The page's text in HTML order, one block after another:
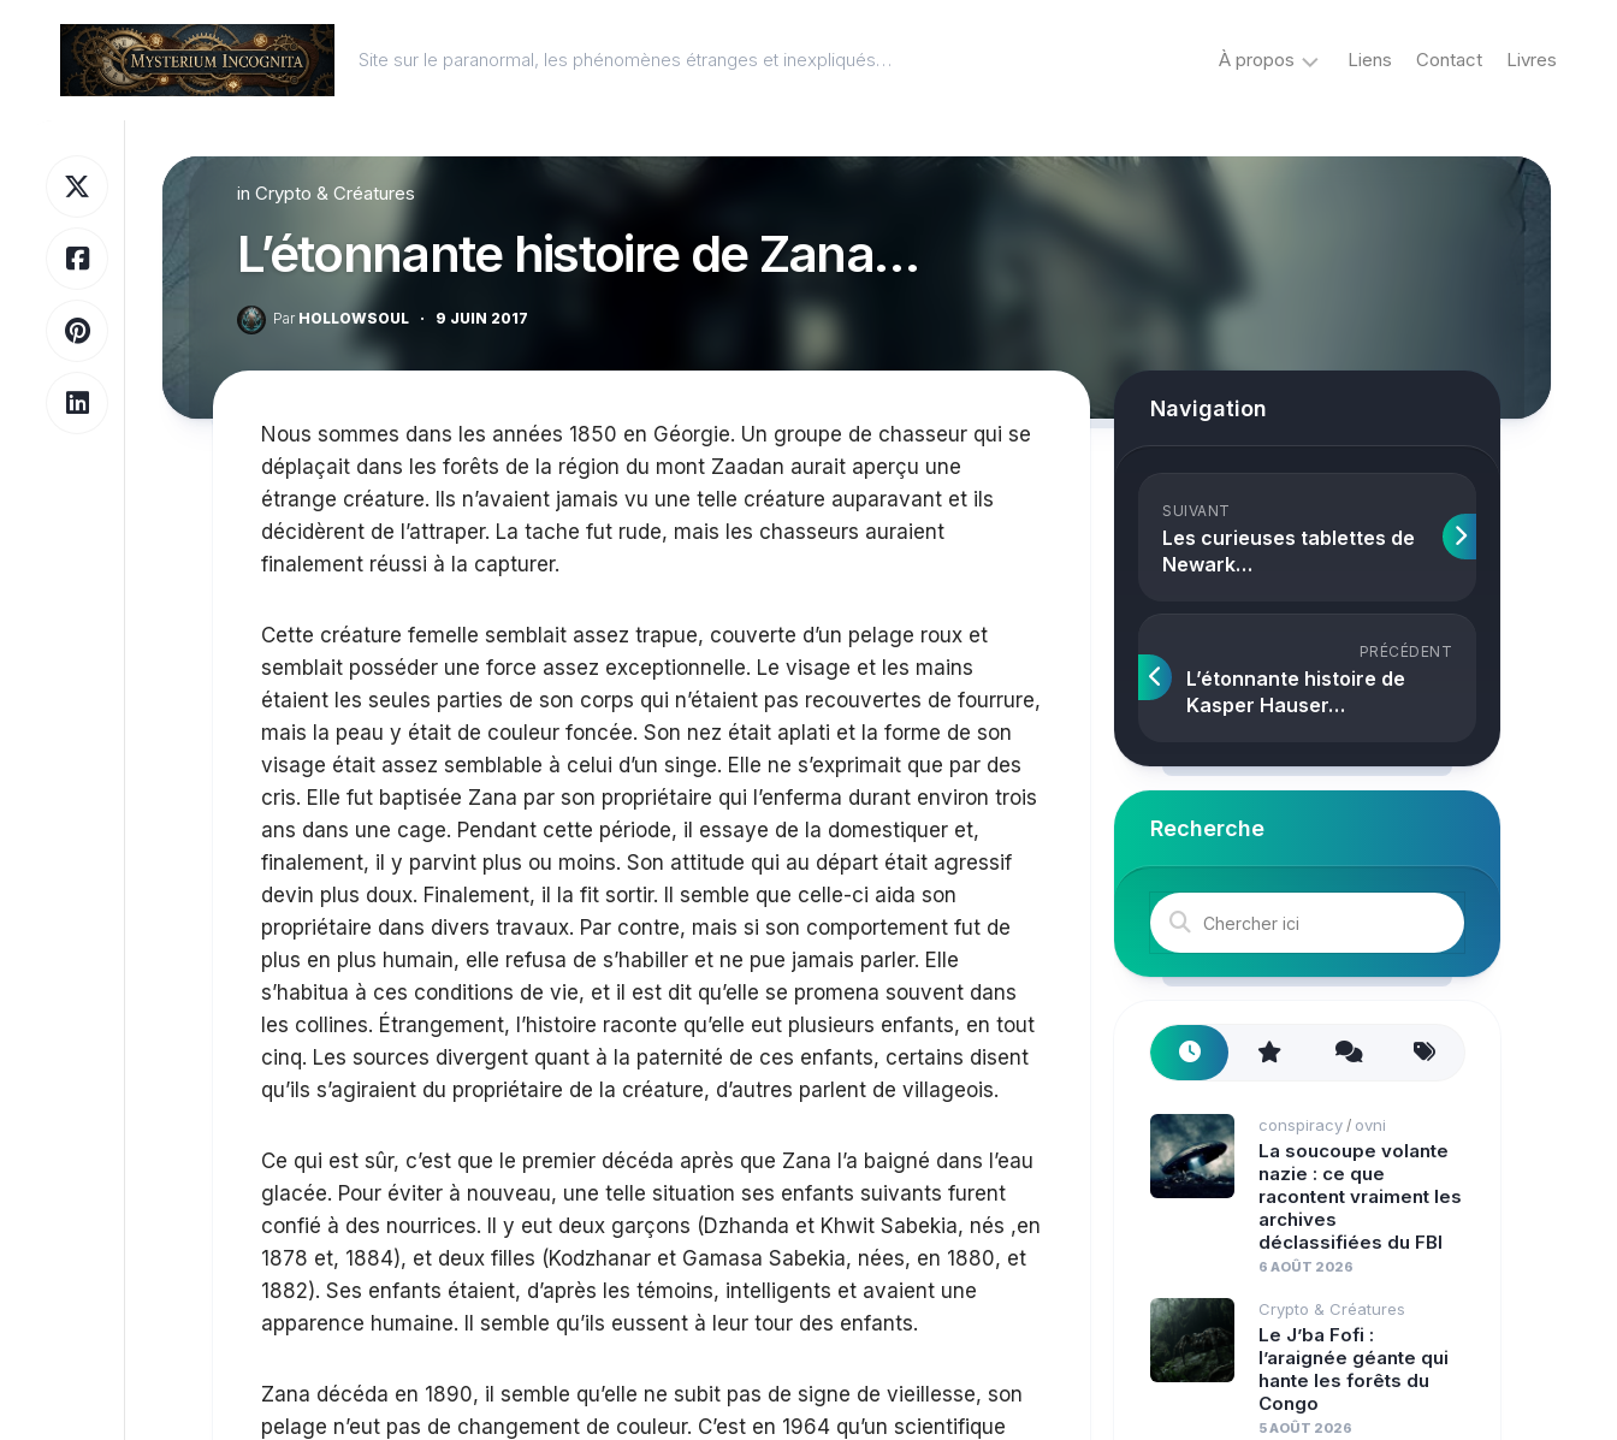
Site sur le paranormal, les phénomènes étranges et inexpliqués… À propos
&
Spiritisme
conspiracy
Horreur
Crime
Liens Contact Livres
in Crypto & Créatures
L’étonnante histoire de Zana…
Par HOLLOWSOUL · 9 JUIN 2017
Nous sommes dans les années 1850 en Géorgie. Un groupe de chasseur qui se
déplaçait dans les forêts de la région du mont Zaadan aurait aperçu une
étrange créature. Ils n’avaient jamais vu une telle créature auparavant et ils
décidèrent de l’attraper. La tache fut rude, mais les chasseurs auraient
finalement réussi à la capturer.
Cette créature femelle semblait assez trapue, couverte d’un pelage roux et
semblait posséder une force assez exceptionnelle. Le visage et les mains
étaient les seules parties de son corps qui n’étaient pas recouvertes de fourrure,
mais la peau y était de couleur foncée. Son nez était aplati et la forme de son
visage était assez semblable à celui d’un singe. Elle ne s’exprimait que par des
cris. Elle fut baptisée Zana par son propriétaire qui l’enferma durant environ trois
ans dans une cage. Pendant cette période, il essaye de la domestiquer et,
finalement, il y parvint plus ou moins. Son attitude qui au départ était agressif
devin plus doux. Finalement, il la fit sortir. Il semble que celle-ci aida son
propriétaire dans divers travaux. Par contre, mais si son comportement fut de
plus en plus humain, elle refusa de s’habiller et ne pue jamais parler. Elle
s’habitua à ces conditions de vie, et il est dit qu’elle se promena souvent dans
les collines. Étrangement, l’histoire raconte qu’elle eut plusieurs enfants, en tout
cinq. Les sources divergent quant à la paternité de ces enfants, certains disent
qu’ils s’agiraient du propriétaire de la créature, d’autres parlent de villageois.
Ce qui est sûr, c’est que le premier décéda après que Zana l’a baigné dans l’eau
glacée. Pour éviter à nouveau, une telle situation ses enfants suivants furent
confié à des nourrices. Il y eut deux garçons (Dzhanda et Khwit Sabekia, nés ,en
1878 et, 1884), et deux filles (Kodzhanar et Gamasa Sabekia, nées, en 1880, et
1882). Ses enfants étaient, d’après les témoins, intelligents et avaient une
apparence humaine. Il semble qu’ils eussent à leur tour des enfants.
Zana décéda en 1890, il semble qu’elle ne subit pas de signe de vieillesse, son
pelage n’eut pas de changement de couleur. C’est en 1964 qu’un scientifique
Navigation
SUIVANT
Les curieuses tablettes de
Newark…
PRÉCÉDENT
L’étonnante histoire de
Kasper Hauser…
Recherche
conspiracy / ovni
La soucoupe volante
nazie : ce que
racontent vraiment les
archives
déclassifiées du FBI
6 AOÛT 2026
Crypto & Créatures
Le J’ba Fofi :
l’araignée géante qui
hante les forêts du
Congo
5 AOÛT 2026